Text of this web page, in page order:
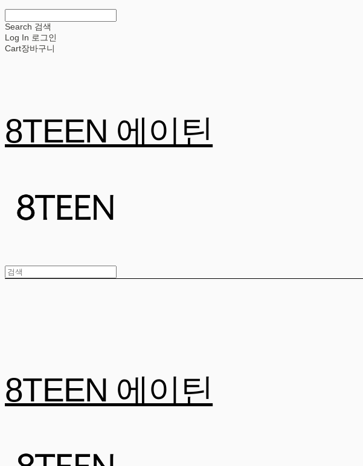
Search 검색
Log In 로그인
Cart장바구니
8TEEN 에이틴
8TEEN 에이틴